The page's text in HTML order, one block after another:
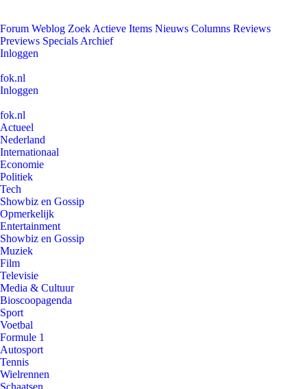
Forum Weblog Zoek Actieve Items Nieuws Columns Reviews
Previews Specials Archief
Inloggen
fok.nl
Inloggen
fok.nl
Actueel
Nederland
Internationaal
Economie
Politiek
Tech
Showbiz en Gossip
Opmerkelijk
Entertainment
Showbiz en Gossip
Muziek
Film
Televisie
Media & Cultuur
Bioscoopagenda
Sport
Voetbal
Formule 1
Autosport
Tennis
Wielrennen
Schaatsen